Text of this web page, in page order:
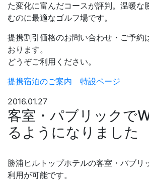
た変化に富んだコースが評判。温暖な
むのに最適なゴルフ場です。
提携割引価格のお問い合わせ・ご予約
おります。
どうぞご利用ください。
提携宿泊のご案内 特設ページ
2016.01.27
客室・パブリックで
るようになりました
勝浦ヒルトップホテルの客室・パブリ
利用が可能です。